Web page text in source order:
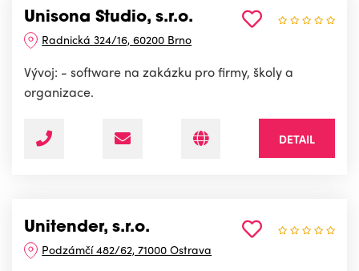
Unisona Studio, s.r.o.
Radnická 324/16, 60200 Brno
Vývoj: - software na zakázku pro firmy, školy a
organizace.
DETAIL
Unitender, s.r.o.
Podzámčí 482/62, 71000 Ostrava